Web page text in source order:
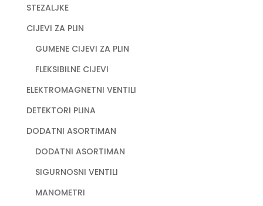
STEZALJKE
CIJEVI ZA PLIN
GUMENE CIJEVI ZA PLIN
FLEKSIBILNE CIJEVI
ELEKTROMAGNETNI VENTILI
DETEKTORI PLINA
DODATNI ASORTIMAN
DODATNI ASORTIMAN
SIGURNOSNI VENTILI
MANOMETRI